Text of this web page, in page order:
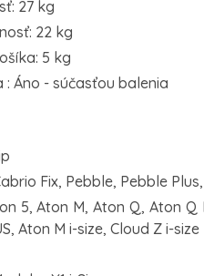
27 kg
22 kg
5 kg
: Áno - súčasťou balenia
Fix, Pebble, Pebble
5, Aton M, Aton Q, Aton Q
Aton M i-size, Cloud Z i-size